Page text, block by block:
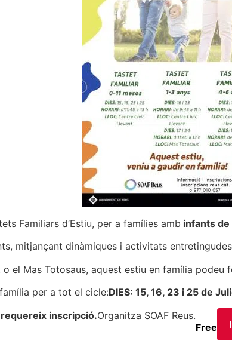
Familiars d’Estiu, per a famílies amb infants de
mitjançant dinàmiques i activitats
o el Mas Totosaus, aquest estiu en família podeu
per a tot el cicle:DIES: 15, 16, 23 i 25 de
inscripció.Organitza SOAF Reus.
Free